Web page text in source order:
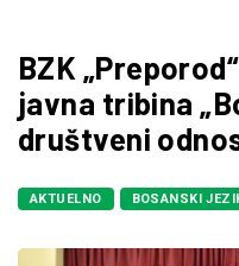
BZK
javna tribina
društveni
AKTUELNO BOSANSKI